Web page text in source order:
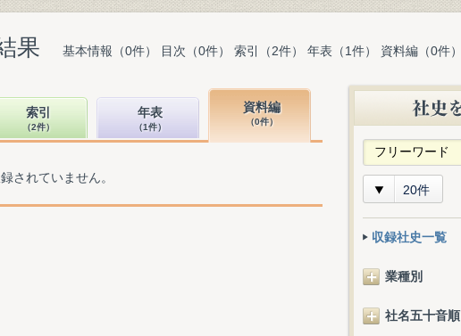
果 基本情報（0件） 目次（0件） 索引（2件） 年表（1件） 資料編（0件）
索引
（2件）
年表
（1件）
資料編
（0件）
されていません。
20件
収録社史一覧
業種別
社名五十音順